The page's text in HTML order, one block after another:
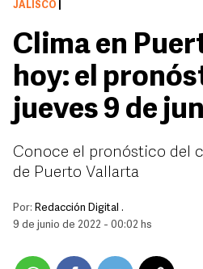
JALISCO
Clima en
hoy: el
jueves 9 de
Conoce el pronóstico del
de Puerto Vallarta
Por: Redacción Digital .
9 de junio de 2022 - 00:02 hs